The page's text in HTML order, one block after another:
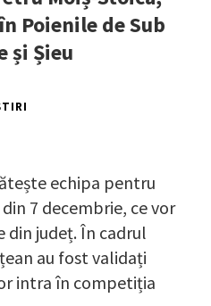
Poienile de Sub
și Șieu
echipa pentru
7 decembrie, ce vor
din județ. În cadrul
au fost validați
intra în competiția